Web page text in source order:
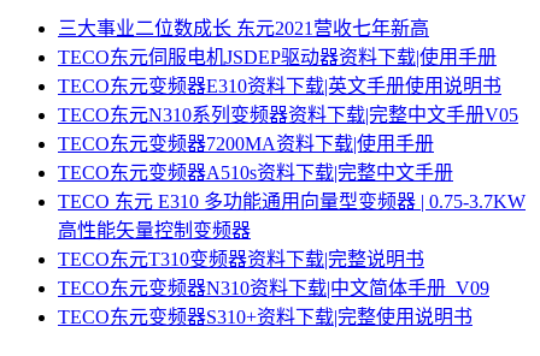
三大事业二位数成长 东元2021营收七年新高
TECO东元伺服电机JSDEP驱动器资料下载|使用手册
TECO东元变频器E310资料下载|英文手册使用说明书
TECO东元N310系列变频器资料下载|完整中文手册V05
TECO东元变频器7200MA资料下载|使用手册
TECO东元变频器A510s资料下载|完整中文手册
TECO 东元 E310 多功能通用向量型变频器 | 0.75-3.7KW
高性能矢量控制变频器
TECO东元T310变频器资料下载|完整说明书
TECO东元变频器N310资料下载|中文简体手册_V09
TECO东元变频器S310+资料下载|完整使用说明书